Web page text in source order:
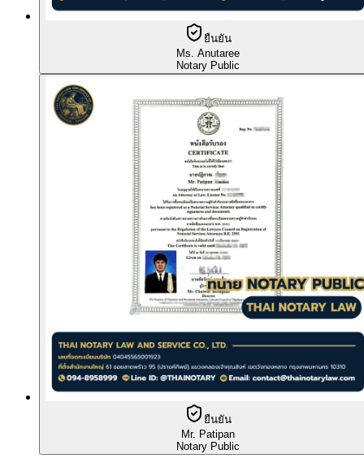
ยืนยัน
Ms. Anutaree
Notary Public
ยืนยัน
Mr. Patipan
Notary Public